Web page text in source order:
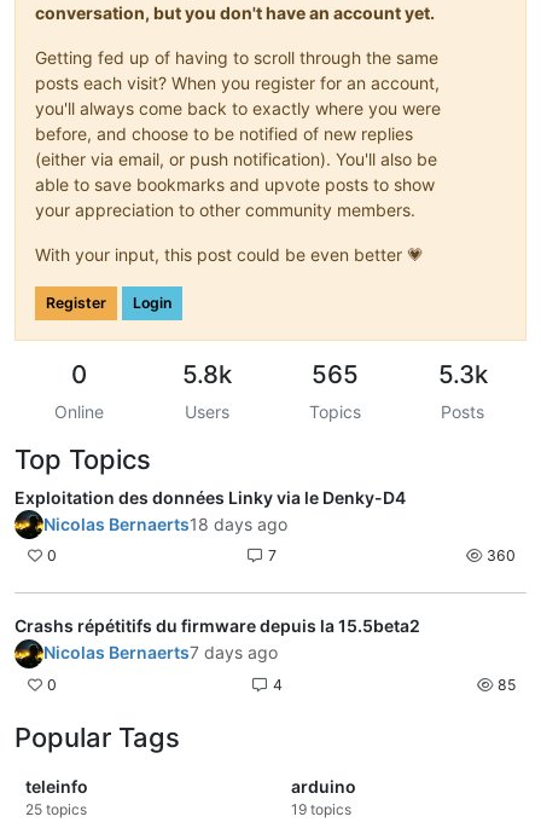
conversation, but you don't have an account yet.
Getting fed up of having to scroll through the same
posts each visit? When you register for an account,
you'll always come back to exactly where you were
before, and choose to be notified of new replies
(either via email, or push notification). You'll also be
able to save bookmarks and upvote posts to show
your appreciation to other community members.
With your input, this post could be even better 💗
Register Login
0
Online
5.8k
Users
565
Topics
5.3k
Posts
Top Topics
Exploitation des données Linky via le Denky-D4
Nicolas Bernaerts18 days ago
0 7 360
Crashs répétitifs du firmware depuis la 15.5beta2
Nicolas Bernaerts7 days ago
0 4 85
Popular Tags
teleinfo
25 topics
arduino
19 topics